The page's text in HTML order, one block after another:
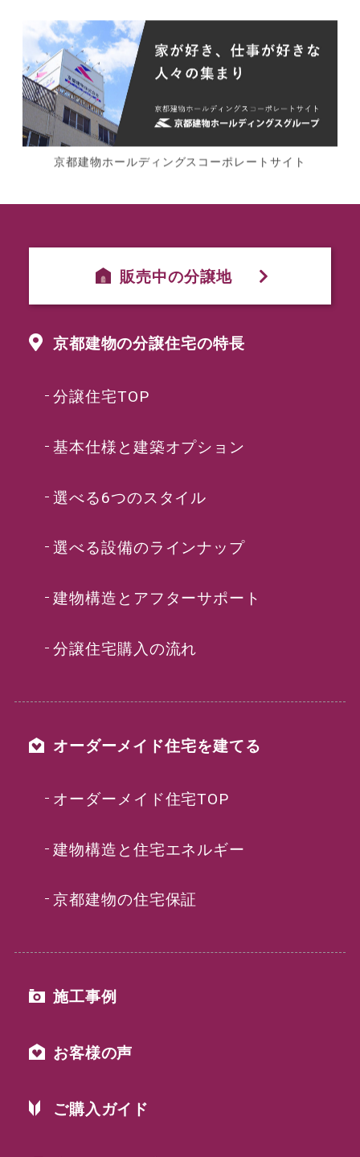
京都建物ホールディングスコーポレートサイト
販売中の分譲地
京都建物の分譲住宅の特長
分譲住宅TOP
基本仕様と建築オプション
選べる6つのスタイル
選べる設備のラインナップ
建物構造とアフターサポート
分譲住宅購入の流れ
オーダーメイド住宅を建てる
オーダーメイド住宅TOP
建物構造と住宅エネルギー
京都建物の住宅保証
施工事例
お客様の声
ご購入ガイド